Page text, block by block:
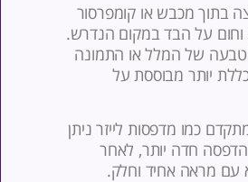
מכבש או קומפרסור
הבד במקום הנדרש.
המלל או התמונה
מבוססת על
מדפסות לייזר ניתן
יותר, לאחר
אחיד וחלק.